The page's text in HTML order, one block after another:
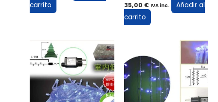
carrito
35,00 € IVA inc.
Añadir al
carrito